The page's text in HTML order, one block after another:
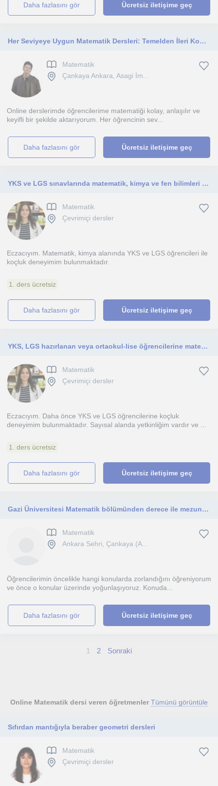
daha fazlasını gör Ücretsiz iletişime geç
Her Seviyeye Uygun Matematik Dersleri: Temelden İleri Konulara, Sınavlara Destek
Matematik
Çankaya Ankara, Asagi İm...
Online derslerimde öğrencilerime matematiği kolay, anlaşılır ve
keyifli bir şekilde aktarıyorum. Her öğrencinin sev...
daha fazlasını gör Ücretsiz iletişime geç
YKS ve LGS sınavlarında matematik, kimya ve fen bilimleri konu anlatımı, soru çözümü üzerinde çalışılır
Matematik
Çevrimiçi dersler
Eczacıyım. Matematik, kimya alanında YKS ve LGS öğrencileri ile
koçluk deneyimim bulunmaktadır.
1. ders ücretsiz
daha fazlasını gör Ücretsiz iletişime geç
YKS, LGS hazırlanan veya ortaokul-lise öğrencilerine matematik dersleri verilir
Matematik
Çevrimiçi dersler
Eczacıyım. Daha önce YKS ve LGS öğrencilerine koçluk
deneyimim bulunmaktadır. Sayısal alanda yetkinliğim vardır ve ...
1. ders ücretsiz
daha fazlasını gör Ücretsiz iletişime geç
Gazi Üniversitesi Matematik bölümünden derece ile mezun oldum.İlkokul, ortaokul, lise öğrencilerine özel ders veriyorum.
Matematik
Ankara Sehri, Çankaya (A...
Öğrencilerimin öncelikle hangi konularda zorlandığını öğreniyorum
ve önce o konular üzerinde yoğunlaşıyoruz. Konuda...
daha fazlasını gör Ücretsiz iletişime geç
1 2 Sonraki
Online Matematik dersi veren öğretmenler Tümünü görüntüle
Sıfırdan mantığıyla beraber geometri dersleri
Matematik
Çevrimiçi dersler